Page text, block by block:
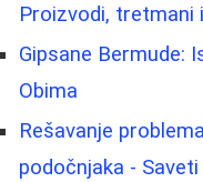
Proizvodi, tretmani
Gipsane Bermude:
Obima
Rešavanje
podočnjaka -